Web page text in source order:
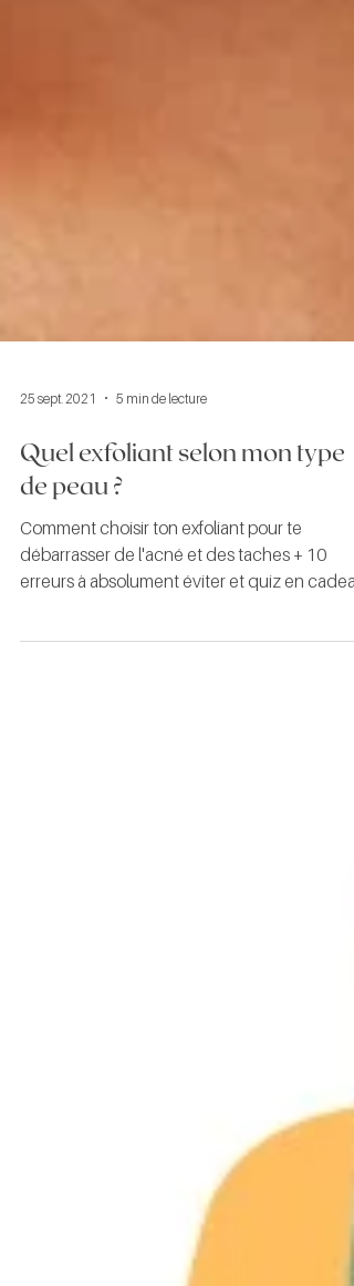
25 sept. 2021 5 min de lecture
Quel exfoliant selon mon type
de peau ?
Comment choisir ton exfoliant pour te